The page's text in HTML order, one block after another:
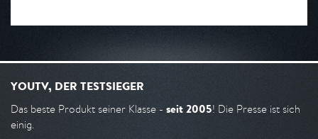
YOUTV, DER TESTSIEGER
Das beste Produkt seiner Klasse - seit 2005! Die Presse ist sich
einig.